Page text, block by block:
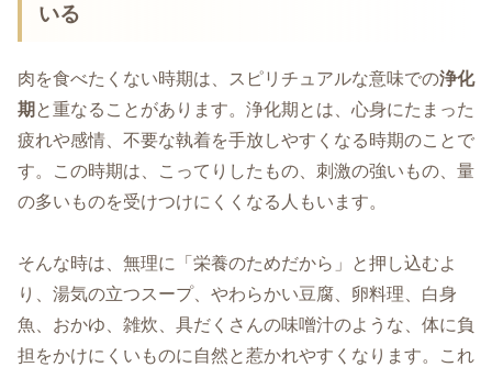
いる
肉を食べたくない時期は、スピリチュアルな意味での浄化
期 と重なることがあります。浄化期とは、心身にたまった
疲れや感情、不要な執着を手放しやすくなる時期のことで
す。この時期は、こってりしたもの、刺激の強いもの、量
の多いものを受けつけにくくなる人もいます。
そんな時は、無理に「栄養のためだから」と押し込むよ
り、湯気の立つスープ、やわらかい豆腐、卵料理、白身
魚、おかゆ、雑炊、具だくさんの味噌汁のような、体に負
担をかけにくいものに自然と惹かれやすくなります。これ